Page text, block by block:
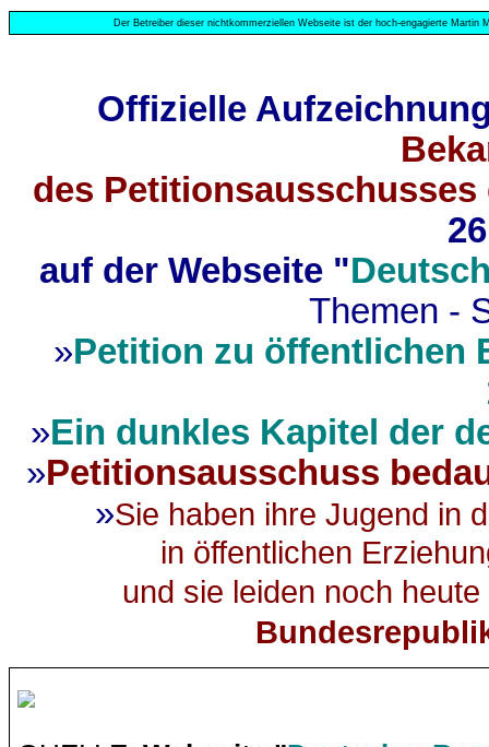
Der Betreiber dieser nichtkommerziellen Webseite ist der hoch-engagierte Martin
Offizielle
des
auf der Webseite "
Themen -
»Petition zu öffentlichen
»Ein dunkles Kapitel der
»Petitionsausschuss
»Sie haben ihre Jugend in
in öffentlichen
und sie leiden noch